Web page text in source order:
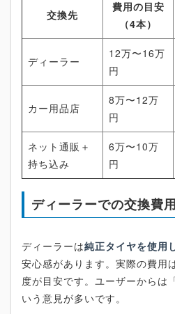
交換先
費用の目安
（4本）
ディーラー
12万〜16万
円
カー用品店
8万〜12万
円
ネット通販＋
持ち込み
6万〜10万
円
ディーラーでの交換費用
ディーラーは純正タイヤを使用
安心感があります。実際の費用
度が目安です。ユーザーからは
いう意見が多いです。